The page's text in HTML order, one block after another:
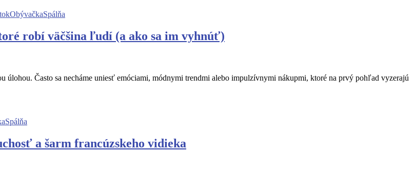
ObývačkaSpálňa
robí väčšina ľudí (a ako sa im vyhnúť)
Často sa necháme uniesť emóciami, módnymi trendmi alebo impulzívnymi nákupmi, ktoré na prvý pohľad vyzerajú
Spálňa
a šarm francúzskeho vidieka